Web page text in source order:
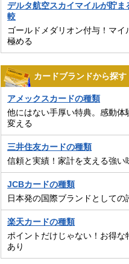
デルタ航空スカイマイルが貯ま
較
ゴールドメダリオン付与！マイ
極める
カードブランドから探す
アメックスカードの種類
他にはない手厚い特典。感動体
変える
三井住友カードの種類
信頼と実績！家計を支える強い
JCBカードの種類
日本発の国際ブランドとしての
楽天カードの種類
ポイントだけじゃない！お得な
あり